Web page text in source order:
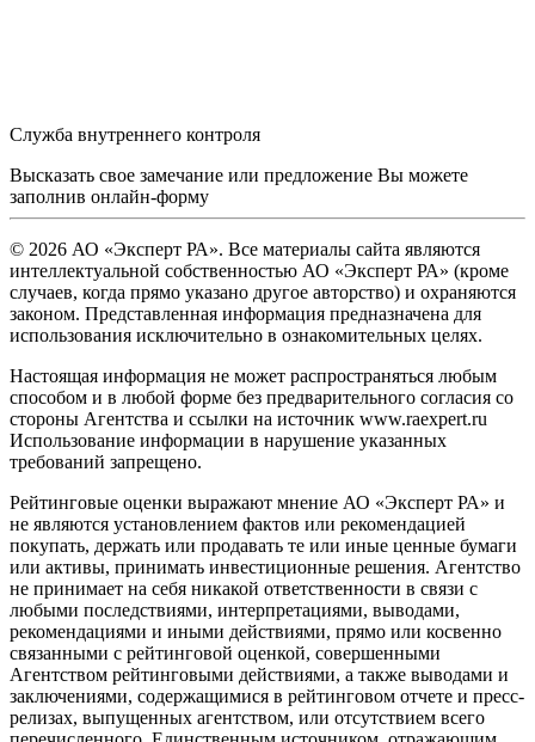
Служба внутреннего контроля
Высказать свое замечание или предложение Вы можете
заполнив онлайн-форму
© 2026 АО «Эксперт РА». Все материалы сайта являются
интеллектуальной собственностью АО «Эксперт РА» (кроме
случаев, когда прямо указано другое авторство) и охраняются
законом. Представленная информация предназначена для
использования исключительно в ознакомительных целях.
Настоящая информация не может распространяться любым
способом и в любой форме без предварительного согласия со
стороны Агентства и ссылки на источник www.raexpert.ru
Использование информации в нарушение указанных
требований запрещено.
Рейтинговые оценки выражают мнение АО «Эксперт РА» и
не являются установлением фактов или рекомендацией
покупать, держать или продавать те или иные ценные бумаги
или активы, принимать инвестиционные решения. Агентство
не принимает на себя никакой ответственности в связи с
любыми последствиями, интерпретациями, выводами,
рекомендациями и иными действиями, прямо или косвенно
связанными с рейтинговой оценкой, совершенными
Агентством рейтинговыми действиями, а также выводами и
заключениями, содержащимися в рейтинговом отчете и пресс-
релизах, выпущенных агентством, или отсутствием всего